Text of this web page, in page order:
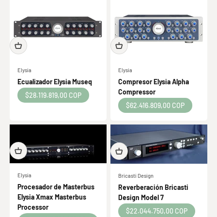
Elysia
Ecualizador Elysia Museq
Precio de oferta
$28.119.819,00 COP
Elysia
Compresor Elysia Alpha
Compressor
Precio de oferta
$62.416.809,00 COP
Elysia
Procesador de Masterbus
Elysia Xmax Masterbus
Processor
Bricasti Design
Reverberación Bricasti
Design Model 7
Precio de oferta
$22.044.750,00 COP